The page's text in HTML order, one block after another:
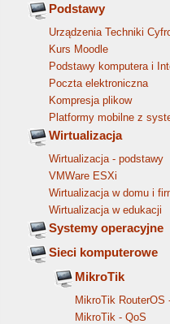
Podstawy
Urządzenia Techniki
Kurs Moodle
Podstawy komputera i
Poczta elektroniczna
Kompresja plikow
Platformy mobilne z
Wirtualizacja
Wirtualizacja - podstawy
VMWare ESXi
Wirtualizacja w domu i
Wirtualizacja w edukacji
Systemy operacyjne
Sieci komputerowe
MikroTik
MikroTik RouterOS
MikroTik - QoS